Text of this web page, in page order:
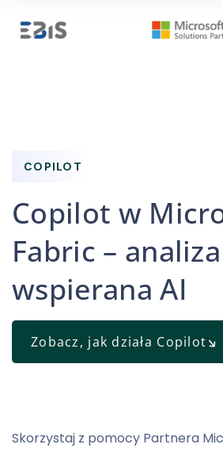
COPILOT
Copilot w
Fabric –
wspierana AI
Zobacz, jak działa Copilot
Skorzystaj z pomocy Partnera